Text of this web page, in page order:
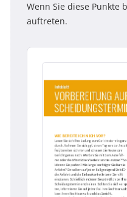
Wenn Sie diese Punkte
auftreten.